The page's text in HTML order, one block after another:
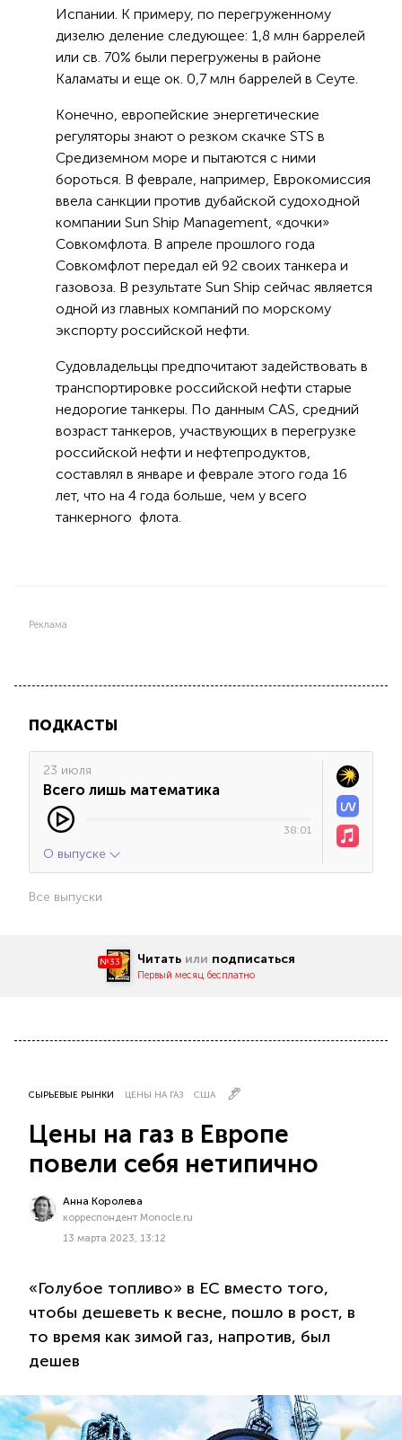
Испании. К примеру, по перегруженному
дизелю деление следующее: 1,8 млн баррелей
или св. 70% были перегружены в районе
Каламаты и еще ок. 0,7 млн баррелей в Сеуте.
Конечно, европейские энергетические
регуляторы знают о резком скачке STS в
Средиземном море и пытаются с ними
бороться. В феврале, например, Еврокомиссия
ввела санкции против дубайской судоходной
компании Sun Ship Management, «дочки»
Совкомфлота. В апреле прошлого года
Совкомфлот передал ей 92 своих танкера и
газовоза. В результате Sun Ship сейчас является
одной из главных компаний по морскому
экспорту российской нефти.
Судовладельцы предпочитают задействовать в
транспортировке российской нефти старые
недорогие танкеры. По данным CAS, средний
возраст танкеров, участвующих в перегрузке
российской нефти и нефтепродуктов,
составлял в январе и феврале этого года 16
лет, что на 4 года больше, чем у всего
танкерного флота.
Реклама
ПОДКАСТЫ
23 июля
Всего лишь математика
38:01
О выпуске
Все выпуски
№33 Читать или подписаться
Первый месяц бесплатно
СЫРЬЕВЫЕ РЫНКИ ЦЕНЫ НА ГАЗ США
Цены на газ в Европе
повели себя нетипично
Анна Королева
корреспондент Monocle.ru
13 марта 2023, 13:12
«Голубое топливо» в ЕС вместо того,
чтобы дешеветь к весне, пошло в рост, в
то время как зимой газ, напротив, был
дешев